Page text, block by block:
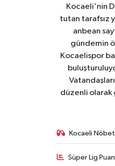
Kocaeli'nin
tutan tarafsız
anbean
gündemin
Kocaelispor
düzenli olarak
Kocaeli
Süper Lig